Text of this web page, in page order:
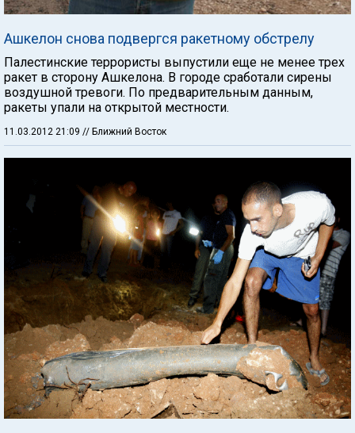
Ашкелон снова подвергся ракетному обстрелу
Палестинские террористы выпустили еще не менее трех
ракет в сторону Ашкелона. В городе сработали сирены
воздушной тревоги. По предварительным данным,
ракеты упали на открытой местности.
11.03.2012 21:09 // Ближний Восток